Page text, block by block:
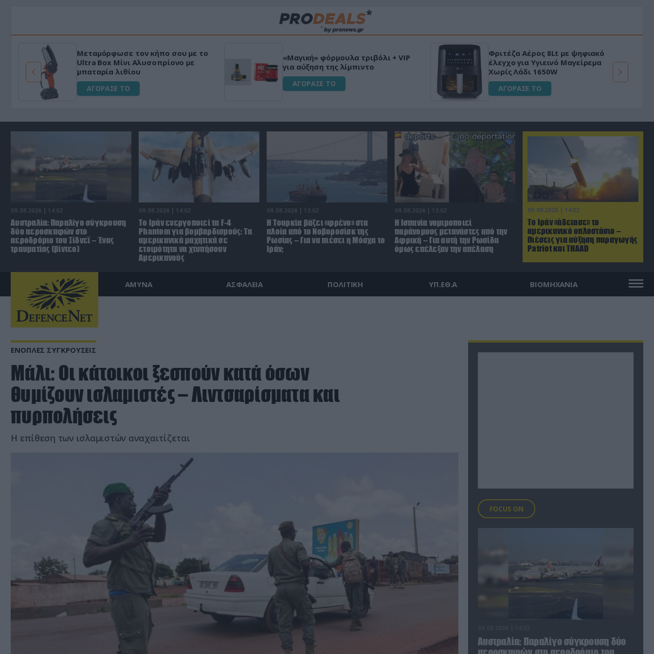
Φριτέζα Αέρος 8Lt με ψηφιακό
έλεγχο για Υγιεινό Μαγείρεμα
Χωρίς Λάδι 1650W
ΑΓΟΡΑΣΕ ΤΟ
HAPI END: 100% φυτικό διεγερτικό
για άνδρες!
ΑΓΟΡΑΣΕ ΤΟ
Μεταμόρφωσε τον κήπο σου με το
Ultra Box Μίνι Αλυσοπρίονο με
μπαταρία λιθίου
ΑΓΟΡΑΣΕ ΤΟ
09.08.2026 | 14:02
Το Ιράν «άδειασε» το
αμερικανικό οπλοστάσιο –
Πιέσεις για αύξηση παραγωγής
Patriot και THAAD
09.08.2026 | 14:02
Αυστραλία: Παραλίγο σύγκρουση
δύο αεροσκαφών στο
αεροδρόμιο του Σίδνεϊ – Ένας
τραυματίας (βίντεο)
09.08.2026 | 14:02
Το Ιράν ενεργοποιεί τα F-4
Phantom για βομβαρδισμούς: Τα
αμερικανικά μαχητικά σε
ετοιμότητα να χτυπήσουν
Αμερικανούς
09.08.2026 | 13:02
Η Τουρκία βάζει «φρένο» στα
πλοία από το Νοβοροσίσκ της
Ρωσίας – Για να πιέσει η Μόσχα το
Ιράν;
09.08.2026 | 13:02
Η Ισπανία νομιμοποιεί
παράνομους μετανάστες από την
Αφρική – Για αυτή την Ρωσίδα
όμως επέλεξαν την απέλαση
ΑΜΥΝΑ ΑΣΦΑΛΕΙΑ ΠΟΛΙΤΙΚΗ ΥΠ.ΕΘ.Α ΒΙΟΜΗΧΑΝΙΑ
ΕΝΟΠΛΕΣ ΣΥΓΚΡΟΥΣΕΙΣ
Μάλι: Οι κάτοικοι ξεσπούν κατά όσων
θυμίζουν ισλαμιστές – Λιντσαρίσματα και
πυρπολήσεις
Η επίθεση των ισλαμιστών αναχαιτίζεται
FOCUS ON
Αυστραλία: Παραλίγο σύγκρουση δύο